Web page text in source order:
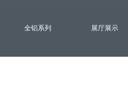
全铝系列 展厅展示